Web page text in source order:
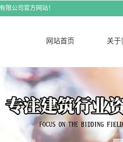
限公司官方网站！
网站首页 关于
联系